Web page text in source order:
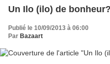
Un Ilo (ilo) de bonheur?
Publié le 10/09/2013 à 06:00
Par Bazaart